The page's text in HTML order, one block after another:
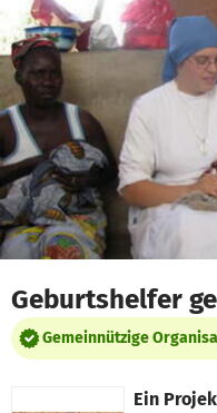
Zum Hauptinhalt springen
Erklärung zur
Geburtshelfer
Gemeinnützige
Ein